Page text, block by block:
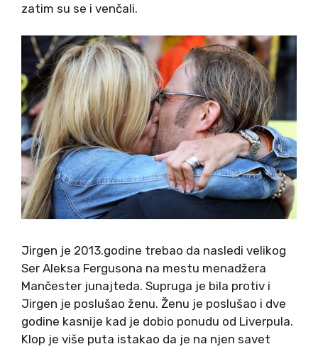
zatim su se i venčali.
Jirgen je 2013.godine trebao da nasledi velikog
Ser Aleksa Fergusona na mestu menadžera
Mančester junajteda. Supruga je bila protiv i
Jirgen je poslušao ženu. Ženu je poslušao i dve
godine kasnije kad je dobio ponudu od Liverpula.
Klop je više puta istakao da je na njen savet